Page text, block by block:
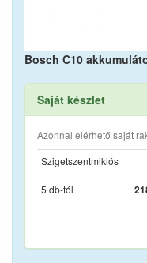
Bosch C10
Saját készlet
Azonnal elérhető saját
Szigetszentmiklós
5 db-tól